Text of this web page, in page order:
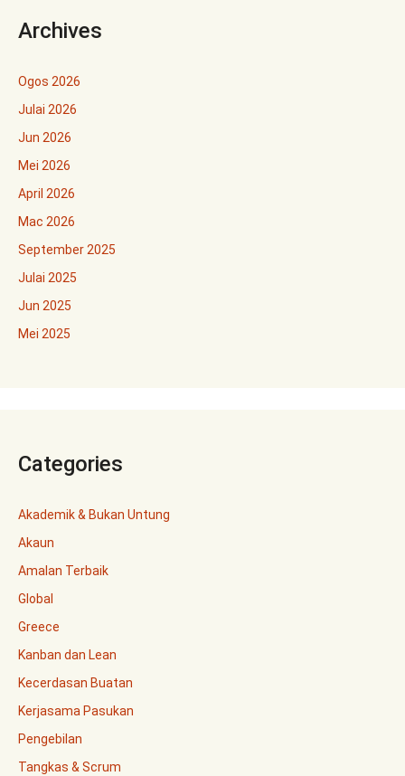
Archives
Ogos 2026
Julai 2026
Jun 2026
Mei 2026
April 2026
Mac 2026
September 2025
Julai 2025
Jun 2025
Mei 2025
Categories
Akademik & Bukan Untung
Akaun
Amalan Terbaik
Global
Greece
Kanban dan Lean
Kecerdasan Buatan
Kerjasama Pasukan
Pengebilan
Tangkas & Scrum